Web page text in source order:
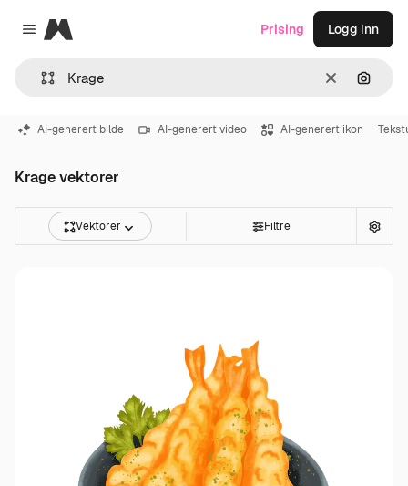
Close menu
Magnific
Slett Søk
Prising Logg inn
AI-generert bilde AI-generert video AI-generert ikon
Krage vektorer
Vektorer Filtre